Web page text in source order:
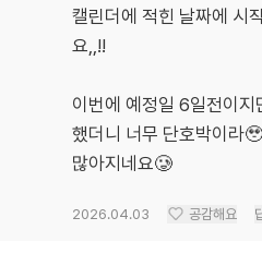
캘린더에 적힌 날짜에 시
요,,!!
이번에 예정일 6일전이지
했더니 너무 단호박이라
많아지네요🥲
2026.04.03 공감해요